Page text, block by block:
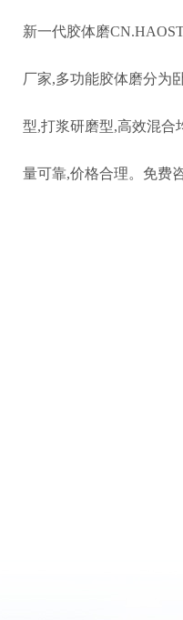
新一代胶体磨
厂家,多功能胶体磨分为
型,打浆研磨型,高效混合
量可靠,价格合理。免费